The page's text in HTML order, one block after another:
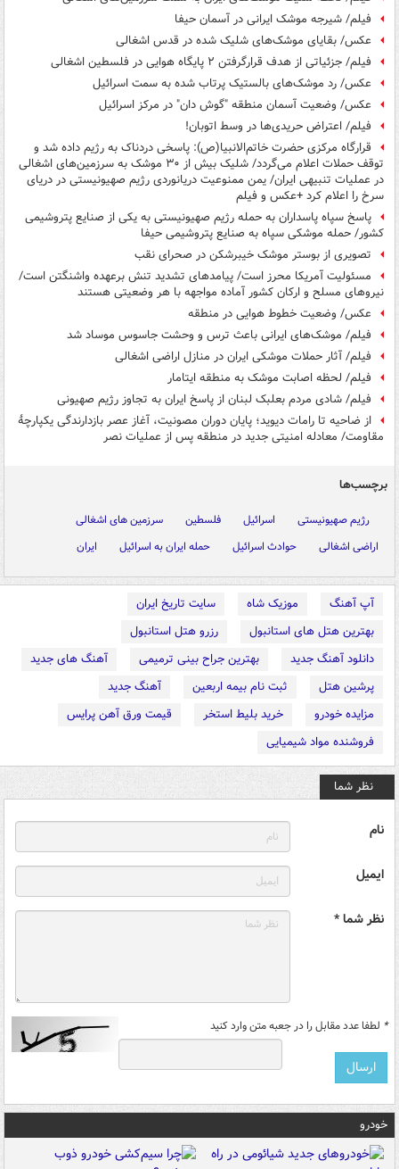
فیلم/ شیرجه موشک ایرانی در آسمان حیفا
عکس/ بقایای موشک‌های شلیک شده در قدس اشغالی
فیلم/ جزئیاتی از هدف قرارگرفتن ۲ پایگاه هوایی در فلسطین اشغالی
عکس/ رد موشک‌های بالستیک پرتاب شده به سمت اسرائیل
عکس/ وضعیت آسمان منطقه "گوش دان" در مرکز اسرائیل
فیلم/ اعتراض حریدی‌ها در وسط اتوبان!
قرارگاه مرکزی حضرت خاتم‌الانبیا(ص): پاسخی دردناک به رژیم داده شد و
توقف حملات اعلام می‌گردد/ شلیک بیش از ۳۰ موشک به سرزمین‌های اشغالی
در عملیات تنبیهی ایران/ یمن ممنوعیت دریانوردی رژیم صهیونیستی در دریای
سرخ را اعلام کرد +عکس و فیلم
پاسخ سپاه پاسداران به حمله رژیم صهیونیستی به یکی از صنایع پتروشیمی
کشور/ حمله موشکی سپاه به صنایع پتروشیمی حیفا
تصویری از بوستر موشک خیبرشکن در صحرای نقب
مسئولیت آمریکا محرز است/ پیامدهای تشدید تنش برعهده واشنگتن است/
نیروهای مسلح و ارکان کشور آماده مواجهه با هر وضعیتی هستند
عکس/ وضعیت خطوط هوایی در منطقه
فیلم/ موشک‌های ایرانی باعث ترس و وحشت جاسوس موساد شد
فیلم/ آثار حملات موشکی ایران در منازل اراضی اشغالی
فیلم/ لحظه اصابت موشک به منطقه ایتامار
فیلم/ شادی مردم بعلبک لبنان از پاسخ ایران به تجاوز رژیم‌ صهیونی
از ضاحیه تا رامات دیوید؛ پایان دوران مصونیت، آغاز عصر بازدارندگی یکپارچهٔ
مقاومت/ معادله امنیتی جدید در منطقه پس از عملیات نصر
برچسب‌ها
رژیم صهیونیستی اسرائیل فلسطین
سرزمین های اشغالی
اراضی اشغالی
حوادث اسرائیل حمله ایران به اسرائیل ایران
آپ آهنگ موزیک شاه
سایت تاریخ ایران
بهترین هتل های استانبول
رزرو هتل استانبول
دانلود آهنگ جدید
بهترین جراح بینی ترمیمی
آهنگ های جدید
پرشین هتل
ثبت نام بیمه اربعین
آهنگ جدید
مزایده خودرو
خرید بلیط استخر
قیمت ورق آهن پرایس
فروشنده مواد شیمیایی
نظر شما
نام
ایمیل
نظر شما *
* لطفا عدد مقابل را در جعبه متن وارد کنید
خودرو